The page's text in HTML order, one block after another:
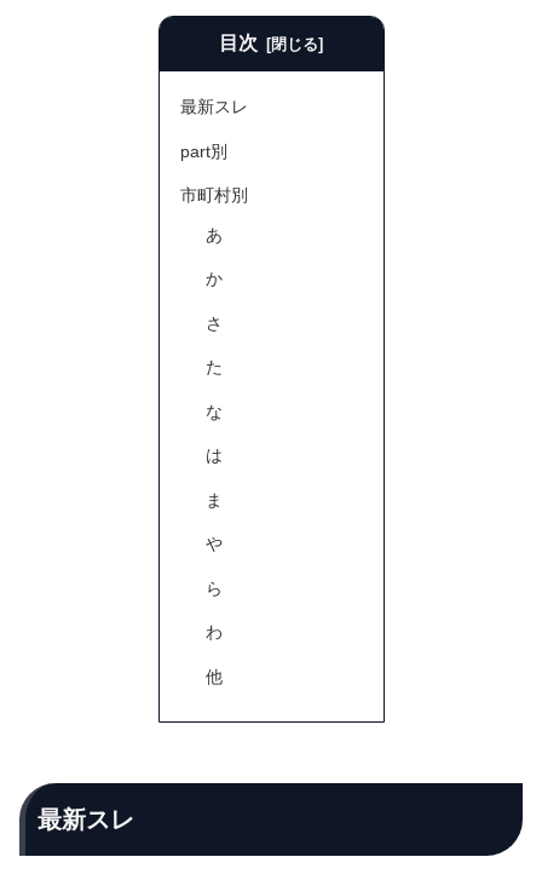
目次
最新スレ
part別
市町村別
あ
か
さ
た
な
は
ま
や
ら
わ
他
最新スレ